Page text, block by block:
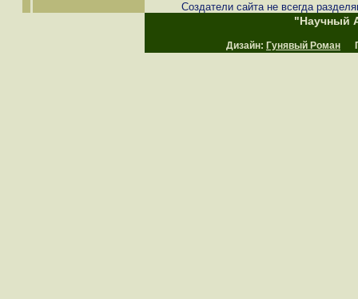
Создатели сайта не всегда
"Научный
Дизайн: Гунявый Роман